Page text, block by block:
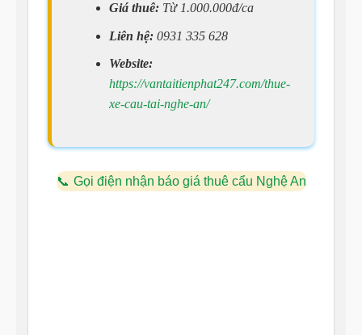
Giá thuê:Từ 1.000.000đ/ca
Liên hệ:0931 335 628
Website:
https://vantaitienphat247.com/thue-
xe-cau-tai-nghe-an/
Gọi điện nhận báo giá thuê cẩu Nghệ An